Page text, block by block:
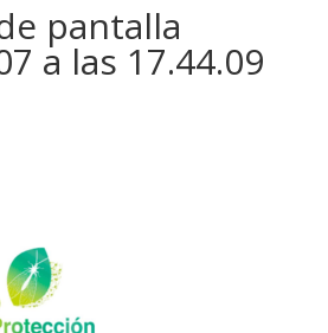
pantalla
a las 17.44.09